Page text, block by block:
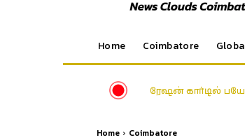
Home Coimbatore
கிணத்துக்கடவு
Home Coimbatore